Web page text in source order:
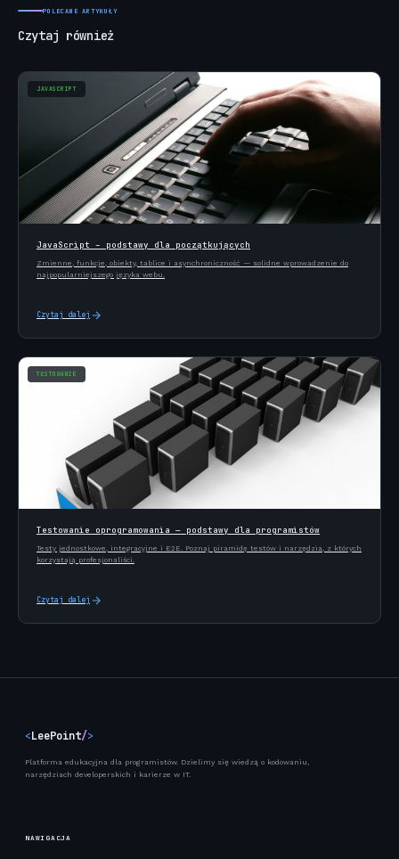
POLECANE ARTYKUŁY
Czytaj również
JAVASCRIPT
JavaScript – podstawy dla początkujących
Zmienne, funkcje, obiekty, tablice i asynchroniczność — solidne wprowadzenie do
najpopularniejszego języka webu.
Czytaj dalej
TESTOWANIE
Testowanie oprogramowania — podstawy dla programistów
Testy jednostkowe, integracyjne i E2E. Poznaj piramidę testów i narzędzia, z których
korzystają profesjonaliści.
Czytaj dalej
<LeePoint/>
Platforma edukacyjna dla programistów. Dzielimy się wiedzą o kodowaniu,
narzędziach developerskich i karierze w IT.
NAWIGACJA